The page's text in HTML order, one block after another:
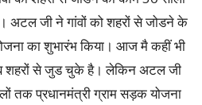
अटल जी ने गांवों को शहरों से जोडने के
का शुभारंभ किया। आज मै कहीं भी
शहरों से जुड चुके है। लेकिन अटल जी
तक प्रधानमंत्री ग्राम सड़क योजना